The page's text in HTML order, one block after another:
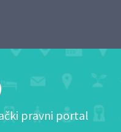
pravni portal